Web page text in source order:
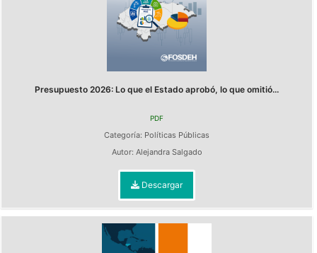
Presupuesto 2026: Lo que el Estado aprobó, lo que omitió...
PDF
Categoría: Políticas Públicas
Autor: Alejandra Salgado
Descargar